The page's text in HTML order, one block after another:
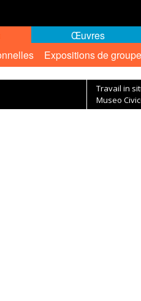
Expositions de groupe
Œuvres
Travail in
Museo